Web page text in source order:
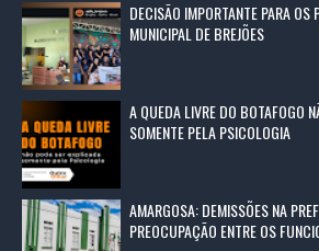
DECISÃO IMPORTANTE PARA OS
MUNICIPAL DE BREJÕES
A QUEDA LIVRE DO BOTAFOGO
SOMENTE PELA PSICOLOGIA
AMARGOSA: DEMISSÕES NA
PREOCUPAÇÃO ENTRE OS